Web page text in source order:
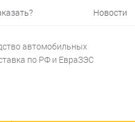
Новости
автомобильных
по РФ и ЕвраЗЭС